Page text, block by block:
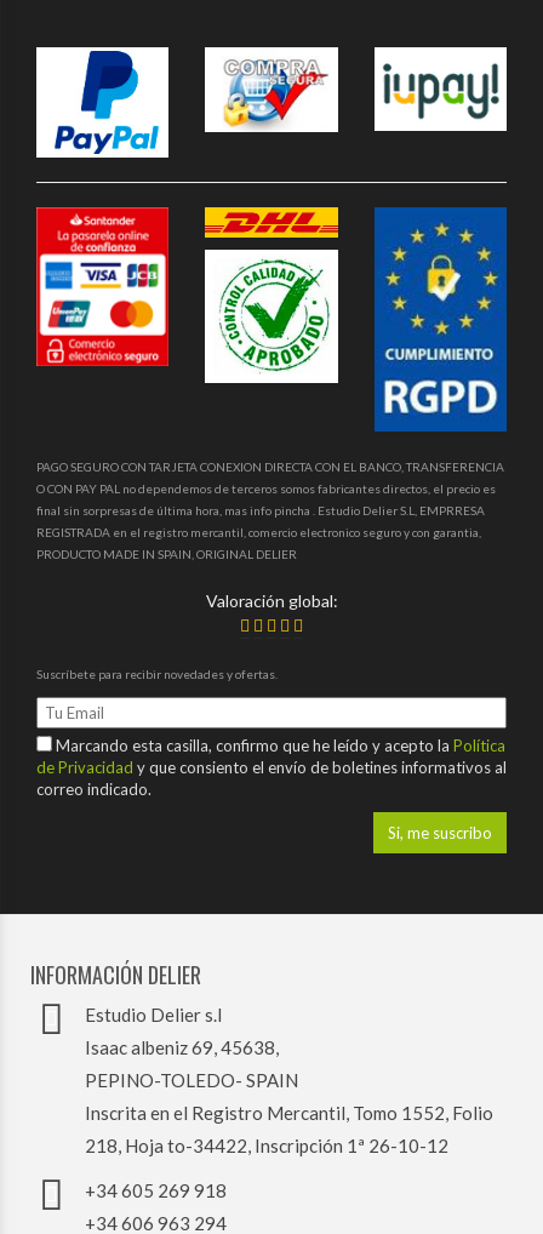
PAGO SEGURO CON TARJETA CONEXION DIRECTA CON EL BANCO, TRANSFERENCIA
O CON PAY PAL no dependemos de terceros somos fabricantes directos, el precio es
final sin sorpresas de última hora, mas info pincha . Estudio Delier S.L, EMPRRESA
REGISTRADA en el registro mercantil, comercio electronico seguro y con garantia,
PRODUCTO MADE IN SPAIN, ORIGINAL DELIER
Valoración global:
Suscríbete para recibir novedades y ofertas.
Marcando esta casilla, confirmo que he leído y acepto la Política
de Privacidad y que consiento el envío de boletines informativos al
correo indicado.
INFORMACIÓN DELIER
Estudio Delier s.l
Isaac albeniz 69, 45638,
PEPINO-TOLEDO- SPAIN
Inscrita en el Registro Mercantil, Tomo 1552, Folio
218, Hoja to-34422, Inscripción 1ª 26-10-12
+34 605 269 918
+34 606 963 294